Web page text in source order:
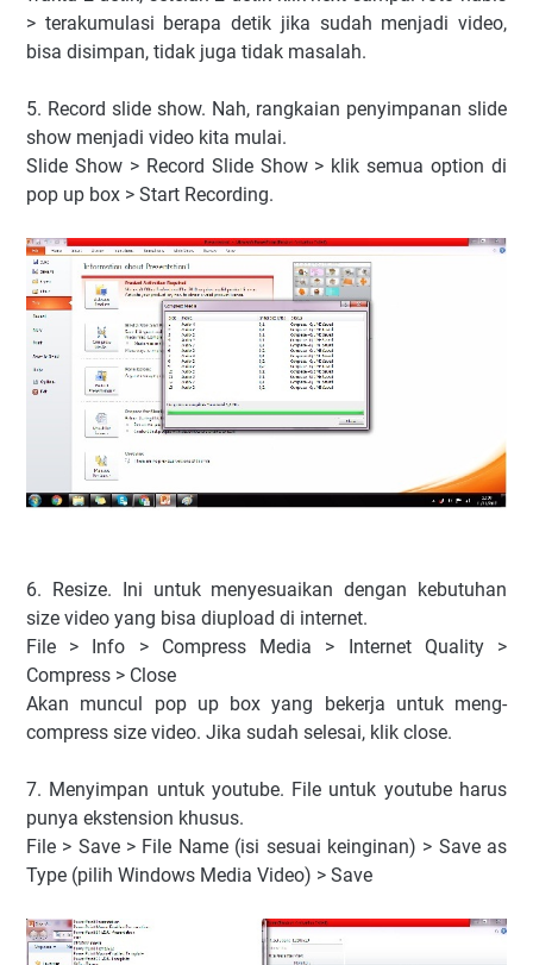
> terakumulasi berapa detik jika sudah menjadi video,
bisa disimpan, tidak juga tidak masalah.
5. Record slide show. Nah, rangkaian penyimpanan slide
show menjadi video kita mulai.
Slide Show > Record Slide Show > klik semua option di
pop up box > Start Recording.
6. Resize. Ini untuk menyesuaikan dengan kebutuhan
size video yang bisa diupload di internet.
File > Info > Compress Media > Internet Quality >
Compress > Close
Akan muncul pop up box yang bekerja untuk meng-
compress size video. Jika sudah selesai, klik close.
7. Menyimpan untuk youtube. File untuk youtube harus
punya ekstension khusus.
File > Save > File Name (isi sesuai keinginan) > Save as
Type (pilih Windows Media Video) > Save